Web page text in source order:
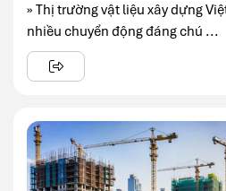
» Thị trường vật liệu xây dựng
nhiều chuyển động đáng chú ...